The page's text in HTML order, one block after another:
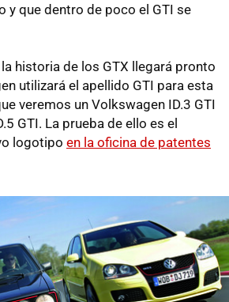
y que dentro de poco el GTI se
historia de los GTX llegará pronto
utilizará el apellido GTI para esta
veremos un Volkswagen ID.3 GTI
GTI. La prueba de ello es el
logotipo en la oficina de patentes